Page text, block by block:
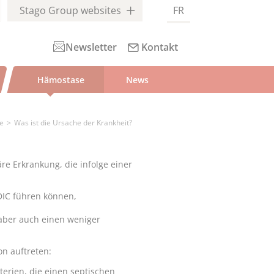
Stago Group websites FR
Newsletter Kontakt
Hämostase News
Was ist die Ursache der Krankheit?
Erkrankung, die infolge einer
führen können,
auch einen weniger
auftreten:
die einen septischen